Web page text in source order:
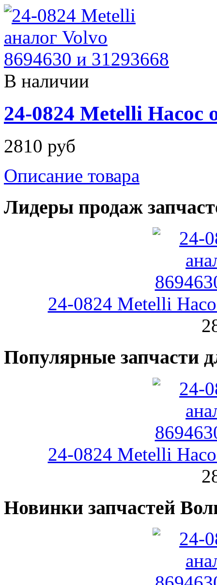
В наличии
24-0824 Metelli
2810 руб
Описание товара
Лидеры продаж
24-0824 Metelli
Популярные запчасти
24-0824 Metelli
Новинки запчастей